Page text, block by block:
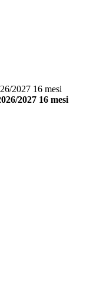
2027 16 mesi
2027 16 mesi